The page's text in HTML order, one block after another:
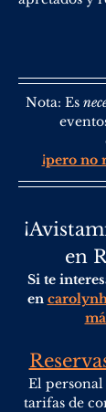
Nota: Es
¡pero no
en
Si te
en
El
tarifas de